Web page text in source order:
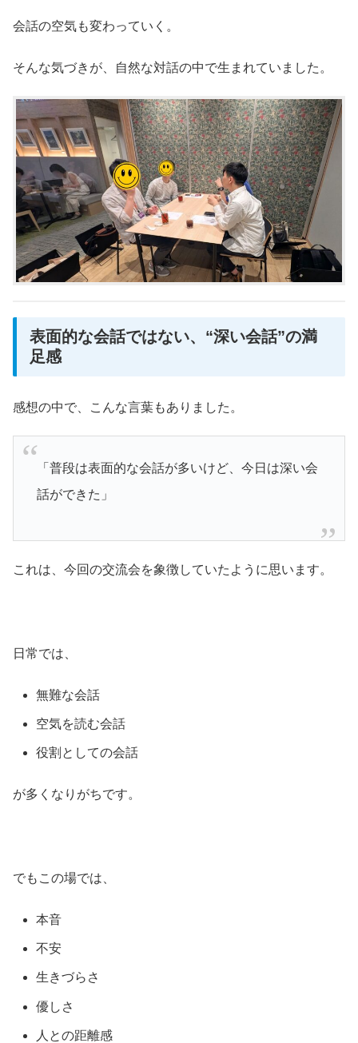
会話の空気も変わっていく。
そんな気づきが、自然な対話の中で生まれていました。
表面的な会話ではない、“深い会話”の満
足感
感想の中で、こんな言葉もありました。
「普段は表面的な会話が多いけど、今日は深い会
話ができた」
これは、今回の交流会を象徴していたように思います。
日常では、
無難な会話
空気を読む会話
役割としての会話
が多くなりがちです。
でもこの場では、
本音
不安
生きづらさ
優しさ
人との距離感